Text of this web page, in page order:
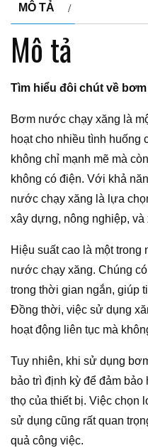
MÔ TẢ
Mô tả
Tìm hiểu đôi chút về
Bơm nước chạy xăng là
hoạt cho nhiều tình
không chỉ mạnh mẽ mà
không có điện. Với khả
nước chạy xăng là lựa
xây dựng, nông nghiệp,
Hiệu suất cao là một
nước chạy xăng. Chúng
trong thời gian ngắn, giúp
Đồng thời, việc sử dụng
hoạt động liên tục mà
Tuy nhiên, khi sử dụng
bảo trì định kỳ để đảm
thọ của thiết bị. Việc chọn
sử dụng cũng rất quan
quả công việc.